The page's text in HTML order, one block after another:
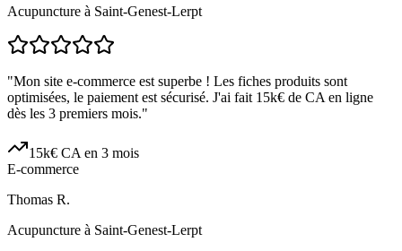
Acupuncture à Saint-Genest-Lerpt
"Mon site e-commerce est superbe ! Les fiches produits sont
optimisées, le paiement est sécurisé. J'ai fait 15k€ de CA en ligne
dès les 3 premiers mois."
15k€ CA en 3 mois
E-commerce
Thomas R.
Acupuncture à Saint-Genest-Lerpt